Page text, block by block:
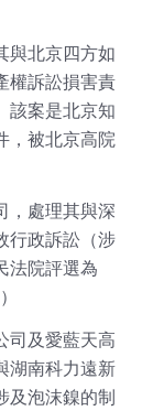
與北京四方如
權訴訟損害責
該案是北京知
，被北京高院
，處理其與深
行政訴訟（涉
法院評選為
司及愛藍天高
湖南科力遠新
及泡沫鎳的制